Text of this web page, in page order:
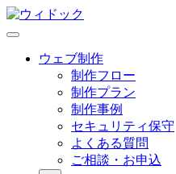
ウェブ制作
制作フロー
制作プラン
制作事例
セキュリティ保守
よくある質問
ご相談・お申込